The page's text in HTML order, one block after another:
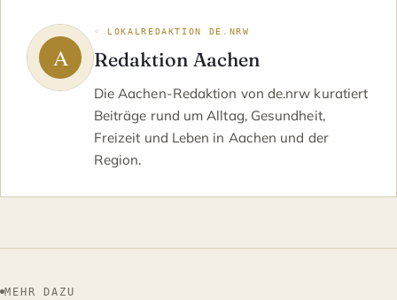
◦ LOKALREDAKTION DE.NRW
Redaktion Aachen
Die Aachen-Redaktion von de.nrw kuratiert
Beiträge rund um Alltag, Gesundheit,
Freizeit und Leben in Aachen und der
Region.
MEHR DAZU